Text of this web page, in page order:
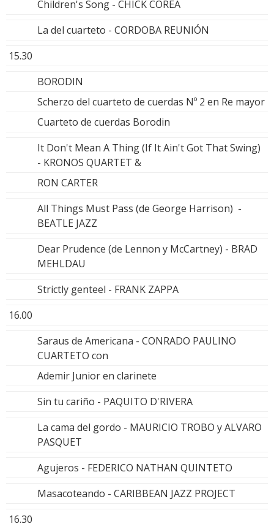
Children's Song - CHICK COREA
La del cuarteto - CORDOBA REUNIÓN
15.30
BORODIN
Scherzo del cuarteto de cuerdas Nº 2 en Re mayor
Cuarteto de cuerdas Borodin
It Don't Mean A Thing (If It Ain't Got That Swing)
- KRONOS QUARTET &
RON CARTER
All Things Must Pass (de George Harrison) -
BEATLE JAZZ
Dear Prudence (de Lennon y McCartney) - BRAD
MEHLDAU
Strictly genteel - FRANK ZAPPA
16.00
Saraus de Americana - CONRADO PAULINO
CUARTETO con
Ademir Junior en clarinete
Sin tu cariño - PAQUITO D'RIVERA
La cama del gordo - MAURICIO TROBO y ALVARO
PASQUET
Agujeros - FEDERICO NATHAN QUINTETO
Masacoteando - CARIBBEAN JAZZ PROJECT
16.30